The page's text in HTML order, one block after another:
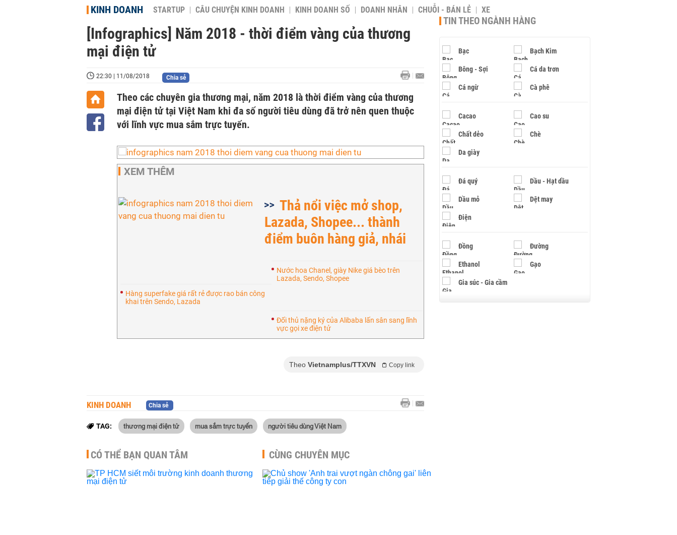
KINH DOANH STARTUP CÂU CHUYỆN KINH DOANH KINH DOANH SỐ DOANH NHÂN CHUỖI - BÁN LẺ XE
[Infographics] Năm 2018 - thời điểm vàng của thương
mại điện tử
22:30 | 11/08/2018 Chia sẻ
Theo các chuyên gia thương mại, năm 2018 là thời điểm vàng của thương
mại điện tử tại Việt Nam khi đa số người tiêu dùng đã trở nên quen thuộc
với lĩnh vực mua sắm trực tuyến.
XEM THÊM
Thả nổi việc mở shop,
Lazada, Shopee... thành
điểm buôn hàng giả, nhái
Nước hoa Chanel, giày Nike giá bèo trên
Lazada, Sendo, Shopee
Hàng superfake giá rất rẻ được rao bán công
khai trên Sendo, Lazada
Đối thủ nặng ký của Alibaba lấn sân sang lĩnh
vực gọi xe điện tử
Theo Vietnamplus/TTXVN Copy link
KINH DOANH Chia sẻ
TAG: thương mại điện tử mua sắm trực tuyến người tiêu dùng Việt Nam
CÓ THỂ BẠN QUAN TÂM CÙNG CHUYÊN MỤC
TIN THEO NGÀNH HÀNG
Bạc Bạch Kim
Bông - Sợi Cá da trơn
Cá ngừ Cà phê
Cacao Cao su
Chất dẻo Chè
Da giày
Đá quý Dầu - Hạt dầu
Dầu mỏ Dệt may
Điện
Đồng Đường
Ethanol Gạo
Gia súc - Gia cầm